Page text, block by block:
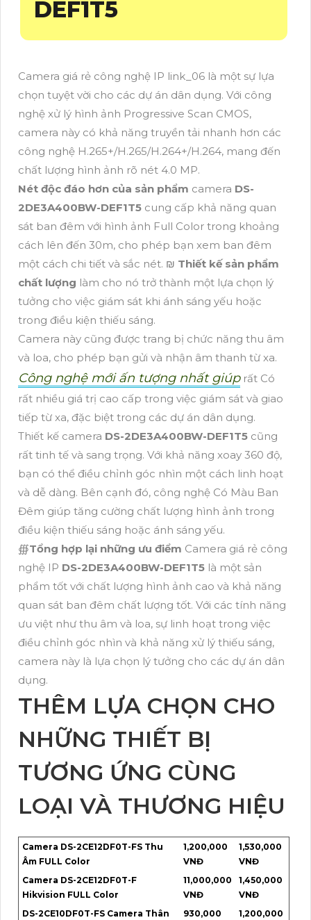
DEF1T5
Camera giá rẻ công nghệ IP link_06 là một sự lựa
chọn tuyệt vời cho các dự án dân dụng. Với công
nghệ xử lý hình ảnh Progressive Scan CMOS,
camera này có khả năng truyền tải nhanh hơn các
công nghệ H.265+/H.265/H.264+/H.264, mang đến
chất lượng hình ảnh rõ nét 4.0 MP.
Nét độc đáo hơn của sản phẩm camera DS-
2DE3A400BW-DEF1T5 cung cấp khả năng quan
sát ban đêm với hình ảnh Full Color trong khoảng
cách lên đến 30m, cho phép bạn xem ban đêm
một cách chi tiết và sắc nét. ₪ Thiết kế sản phẩm
chất lượng làm cho nó trở thành một lựa chọn lý
tưởng cho việc giám sát khi ánh sáng yếu hoặc
trong điều kiện thiếu sáng.
Camera này cũng được trang bị chức năng thu âm
và loa, cho phép bạn gửi và nhận âm thanh từ xa.
Công nghệ mới ấn tượng nhất giúprất Có
rất nhiều giá trị cao cấp trong việc giám sát và giao
tiếp từ xa, đặc biệt trong các dự án dân dụng.
Thiết kế camera DS-2DE3A400BW-DEF1T5 cũng
rất tinh tế và sang trọng. Với khả năng xoay 360 độ,
bạn có thể điều chỉnh góc nhìn một cách linh hoạt
và dễ dàng. Bên cạnh đó, công nghệ Có Màu Ban
Đêm giúp tăng cường chất lượng hình ảnh trong
điều kiện thiếu sáng hoặc ánh sáng yếu.
∰Tổng hợp lại những ưu điểm Camera giá rẻ công
nghệ IP DS-2DE3A400BW-DEF1T5 là một sản
phẩm tốt với chất lượng hình ảnh cao và khả năng
quan sát ban đêm chất lượng tốt. Với các tính năng
ưu việt như thu âm và loa, sự linh hoạt trong việc
điều chỉnh góc nhìn và khả năng xử lý thiếu sáng,
camera này là lựa chọn lý tưởng cho các dự án dân
dụng.
THÊM LỰA CHỌN CHO
NHỮNG THIẾT BỊ
TƯƠNG ỨNG CÙNG
LOẠI VÀ THƯƠNG HIỆU
Camera DS-2CE12DF0T-FS Thu
Âm FULL Color
1,200,000
VNĐ
1,530,000
VNĐ
Camera DS-2CE12DF0T-F
Hikvision FULL Color
11,000,000
VNĐ
1,450,000
VNĐ
DS-2CE10DF0T-FS Camera Thân
930,000
1,200,000